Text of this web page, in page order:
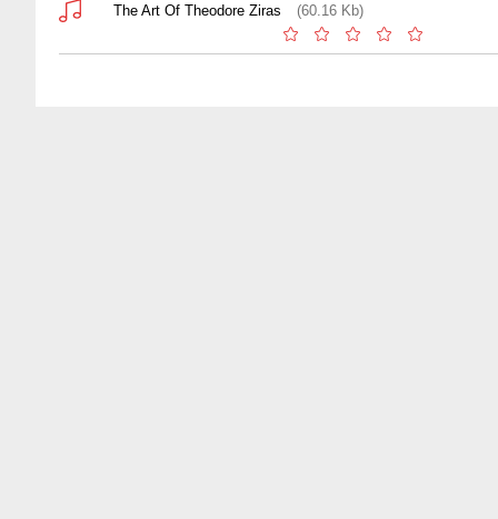
The Art Of Theodore Ziras (60.16 Kb)